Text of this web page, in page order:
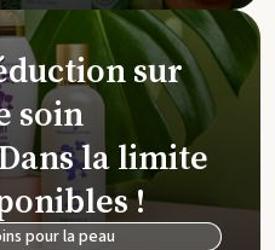
sur
soin
la limite
!
pour la peau